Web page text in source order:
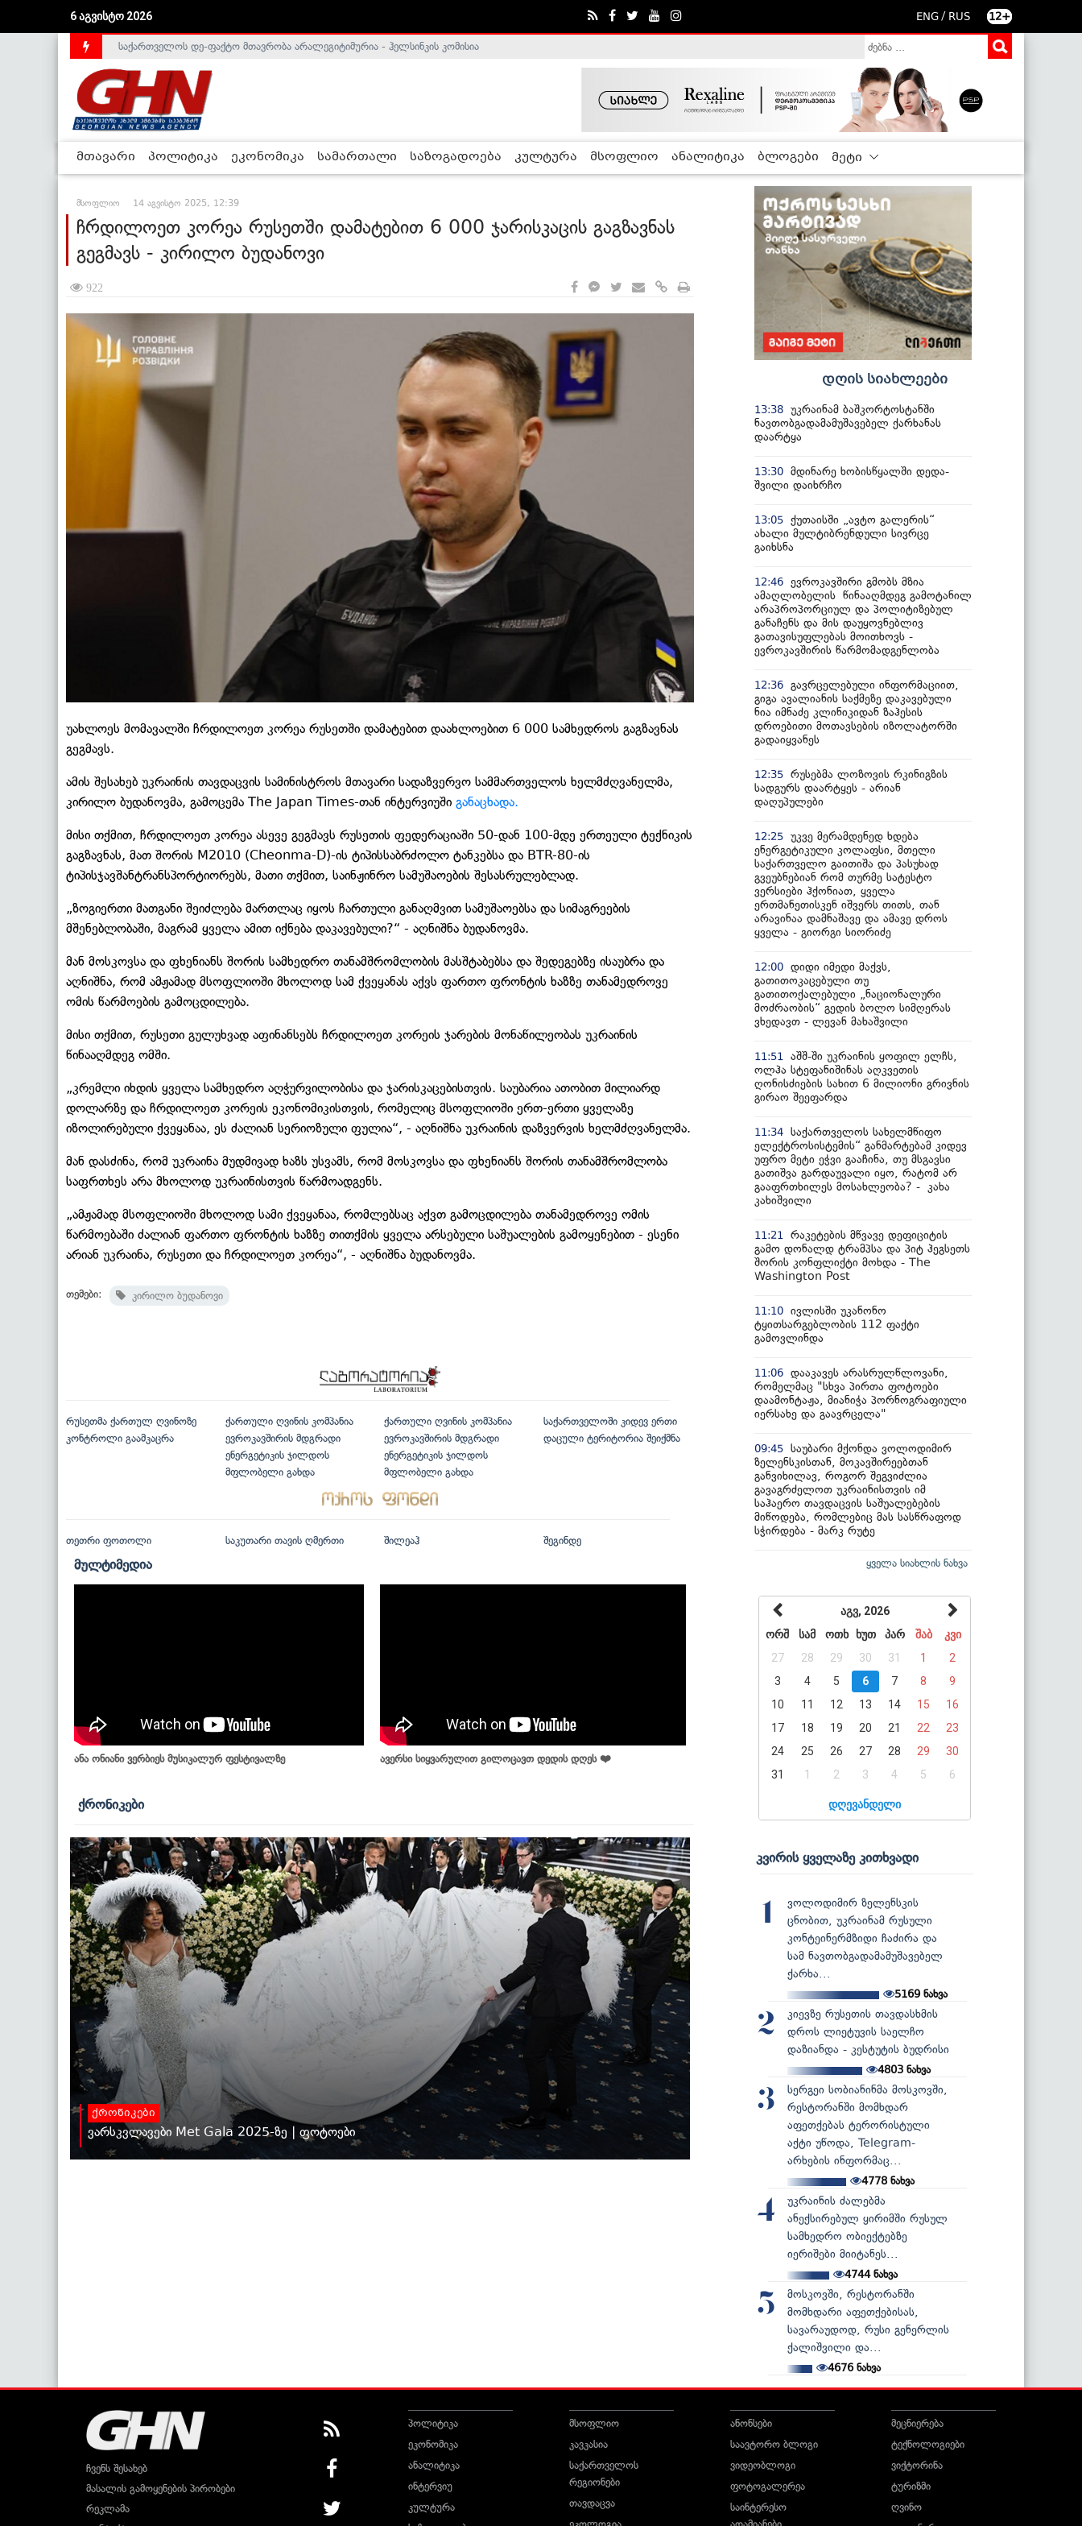
6 აგვისტო 2026 ENG / RUS 12+
საქართველოს დე-ფაქტო მთავრობა არალეგიტიმურია - ჰელსინკის კომისია
მთავარი პოლიტიკა ეკონომიკა სამართალი საზოგადოება კულტურა მსოფლიო ანალიტიკა ბლოგები მეტი
მსოფლიო 14 აგვისტო 2025, 12:39
ჩრდილოეთ კორეა რუსეთში დამატებით 6 000 ჯარისკაცის გაგზავნას
გეგმავს - კირილო ბუდანოვი
922
უახლოეს მომავალში ჩრდილოეთ კორეა რუსეთში დამატებით დაახლოებით 6 000 სამხედროს გაგზავნას
გეგმავს.
ამის შესახებ უკრაინის თავდაცვის სამინისტროს მთავარი სადაზვერვო სამმართველოს ხელმძღვანელმა,
კირილო ბუდანოვმა, გამოცემა The Japan Times-თან ინტერვიუში განაცხადა.
მისი თქმით, ჩრდილოეთ კორეა ასევე გეგმავს რუსეთის ფედერაციაში 50-დან 100-მდე ერთეული ტექნიკის
გაგზავნას, მათ შორის M2010 (Cheonma-D)-ის ტიპისსაბრძოლო ტანკებსა და BTR-80-ის
ტიპისჯავშანტრანსპორტიორებს, მათი თქმით, საინჟინრო სამუშაოების შესასრულებლად.
„ზოგიერთი მათგანი შეიძლება მართლაც იყოს ჩართული განაღმვით სამუშაოებსა და სიმაგრეების
მშენებლობაში, მაგრამ ყველა ამით იქნება დაკავებული?“ - აღნიშნა ბუდანოვმა.
მან მოსკოვსა და ფხენიანს შორის სამხედრო თანამშრომლობის მასშტაბებსა და შედეგებზე ისაუბრა და
აღნიშნა, რომ ამჟამად მსოფლიოში მხოლოდ სამ ქვეყანას აქვს ფართო ფრონტის ხაზზე თანამედროვე
ომის წარმოების გამოცდილება.
მისი თქმით, რუსეთი გულუხვად აფინანსებს ჩრდილოეთ კორეის ჯარების მონაწილეობას უკრაინის
წინააღმდეგ ომში.
„კრემლი იხდის ყველა სამხედრო აღჭურვილობისა და ჯარისკაცებისთვის. საუბარია ათობით მილიარდ
დოლარზე და ჩრდილოეთ კორეის ეკონომიკისთვის, რომელიც მსოფლიოში ერთ-ერთი ყველაზე
იზოლირებული ქვეყანაა, ეს ძალიან სერიოზული ფულია“, - აღნიშნა უკრაინის დაზვერვის ხელმძღვანელმა.
მან დასძინა, რომ უკრაინა მუდმივად ხაზს უსვამს, რომ მოსკოვსა და ფხენიანს შორის თანამშრომლობა
საფრთხეს არა მხოლოდ უკრაინისთვის წარმოადგენს.
„ამჟამად მსოფლიოში მხოლოდ სამი ქვეყანაა, რომლებსაც აქვთ გამოცდილება თანამედროვე ომის
წარმოებაში ძალიან ფართო ფრონტის ხაზზე თითქმის ყველა არსებული საშუალების გამოყენებით - ესენი
არიან უკრაინა, რუსეთი და ჩრდილოეთ კორეა“, - აღნიშნა ბუდანოვმა.
თემები: კირილო ბუდანოვი
რუსეთმა ქართულ ღვინოზე
კონტროლი გაამკაცრა
ქართული ღვინის კომპანია
ევროკავშირის მდგრადი
ენერგეტიკის ჯილდოს
მფლობელი გახდა
ქართული ღვინის კომპანია
ევროკავშირის მდგრადი
ენერგეტიკის ჯილდოს
მფლობელი გახდა
საქართველოში კიდევ ერთი
დაცული ტერიტორია შეიქმნა
თეთრი ფოთოლი საკუთარი თავის ღმერთი შილეაჰ შეგინდე
მულტიმედია
ანა ონიანი ვერბიეს მუსიკალურ ფესტივალზე ავერსი სიყვარულით გილოცავთ დედის დღეს ❤️
ქრონიკები
ქრონიკები
ვარსკვლავები Met Gala 2025-ზე | ფოტოები
დღის სიახლეები
13:38 უკრაინამ ბაშკორტოსტანში
ნავთობგადამამუშავებელ ქარხანას
დაარტყა
13:30 მდინარე ხობისწყალში დედა-
შვილი დაიხრჩო
13:05 ქუთაისში „ავტო გალერის“
ახალი მულტიბრენდული სივრცე
გაიხსნა
12:46 ევროკავშირი გმობს მზია
ამაღლობელის წინააღმდეგ გამოტანილ
არაპროპორციულ და პოლიტიზებულ
განაჩენს და მის დაუყოვნებლივ
გათავისუფლებას მოითხოვს -
ევროკავშირის წარმომადგენლობა
12:36 გავრცელებული ინფორმაციით,
გიგა ავალიანის საქმეზე დაკავებული
ნია იმნაძე კლინიკიდან ზაჰესის
დროებითი მოთავსების იზოლატორში
გადაიყვანეს
12:35 რუსებმა ლოზოვის რკინიგზის
სადგურს დაარტყეს - არიან
დაღუპულები
12:25 უკვე მერამდენედ ხდება
ენერგეტიკული კოლაფსი, მთელი
საქართველო გაითიშა და პასუხად
გვეუბნებიან რომ თურმე სატესტო
ვერსიები ჰქონიათ, ყველა
ერთმანეთისკენ იშვერს თითს, თან
არავინაა დამნაშავე და ამავე დროს
ყველა - გიორგი სიორიძე
12:00 დიდი იმედი მაქვს,
გათითოკაცებული თუ
გათითოქალებული „ნაციონალური
მოძრაობის“ გედის ბოლო სიმღერას
ვხედავთ - ლევან მახაშვილი
11:51
აშშ-ში უკრაინის ყოფილ ელჩს,
ოლჰა სტეფანიშინას აღკვეთის
ღონისძიების სახით 6 მილიონი გრივნის
გირაო შეეფარდა
11:34 საქართველოს სახელმწიფო
ელექტროსისტემის“ განმარტებამ კიდევ
უფრო მეტი ეჭვი გააჩინა, თუ მსგავსი
გათიშვა გარდაუვალი იყო, რატომ არ
გააფრთხილეს მოსახლეობა? - კახა
კახიშვილი
11:21
რაკეტების მწვავე დეფიციტის
გამო დონალდ ტრამპსა და პიტ ჰეგსეთს
შორის კონფლიქტი მოხდა - The
Washington Post
11:10 ივლისში უკანონო
ტყითსარგებლობის 112 ფაქტი
გამოვლინდა
11:06 დააკავეს არასრულწლოვანი,
რომელმაც "სხვა პირთა ფოტოები
დაამონტაჟა, მიანიჭა პორნოგრაფიული
იერსახე და გაავრცელა"
09:45 საუბარი მქონდა ვოლოდიმირ
ზელენსკისთან, მოკავშირეებთან
განვიხილავ, როგორ შეგვიძლია
გავაგრძელოთ უკრაინისთვის იმ
საჰაერო თავდაცვის საშუალებების
მიწოდება, რომლებიც მას სასწრაფოდ
სჭირდება - მარკ რუტე
ყველა სიახლის ნახვა
აგვ, 2026
ორშ
სამ ოთხ ხუთ პარ შაბ
კვი
27
28 29 30 31 1
2
3
4 5 6 7 8
9
10
11 12 13 14 15
16
17
18 19 20 21 22
23
24
25 26 27 28 29
30
31
1 2 3 4 5 6
დღევანდელი
კვირის ყველაზე კითხვადი
1
ვოლოდიმირ ზელენსკის
ცნობით, უკრაინამ რუსული
კონტეინერმზიდი ჩაძირა და
სამ ნავთობგადამამუშავებელ
ქარხა...
5169 ნახვა
2
კიევზე რუსეთის თავდასხმის
დროს ლიეტუვის საელჩო
დაზიანდა - კესტუტის ბუდრისი
4803 ნახვა
3
სერგეი სობიანინმა მოსკოვში,
რესტორანში მომხდარ
აფეთქებას ტერორისტული
აქტი უწოდა, Telegram-
არხების ინფორმაც...
4778ნახვა
4
უკრაინის ძალებმა
ანექსირებულ ყირიმში რუსულ
სამხედრო ობიექტებზე
იერიშები მიიტანეს...
4744ნახვა
5
მოსკოვში, რესტორანში
მომხდარი აფეთქებისას,
სავარაუდოდ, რუსი გენერლის
ქალიშვილი და...
4676ნახვა
ჩვენს შესახებ
მასალის გამოყენების პირობები
რეკლამა
პოლიტიკა
ეკონომიკა
ანალიტიკა
ინტერვიუ
კულტურა
მსოფლიო
კავკასია
საქართველოს
რეგიონები
თავდაცვა
ანონსები
საავტორო ბლოგი
ვიდეობლოგი
ფოტოგალერეა
საინტერესო
მეცნიერება
ტექნოლოგიები
ვიქტორინა
ტურიზმი
ღვინო